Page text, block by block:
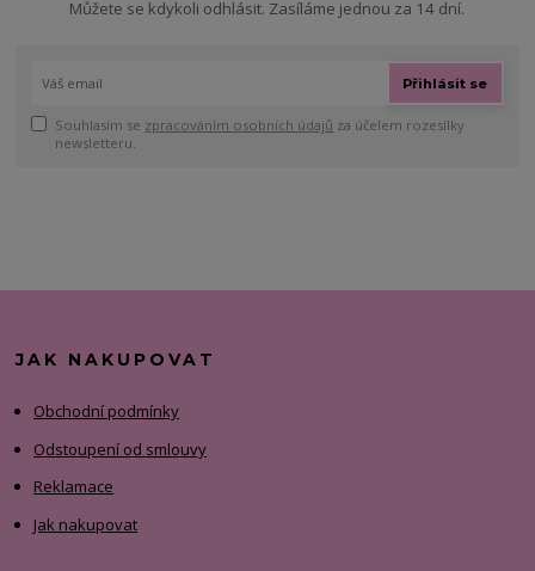
Můžete se kdykoli odhlásit. Zasíláme jednou za 14 dní.
Přihlásit se
Souhlasím se zpracováním osobních údajů za účelem rozesílky
newsletteru.
JAK NAKUPOVAT
Obchodní podmínky
Odstoupení od smlouvy
Reklamace
Jak nakupovat